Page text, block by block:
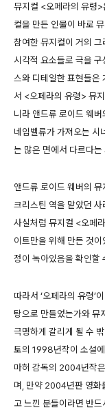
뮤지컬 <오페라의 유령
컬을 만든 인물이 바로
참여한 뮤지컬이 거의
시각적 요소들로 극을
스와 디테일한 표현들은
서 <오페라의 유령> 뮤
니라 앤드류 로이드 웨
네임벨류가 가져오는 시
는 많은 면에서 다르다
앤드류 로이드 웨버의
크리스틴 역을 맡았던
사실처럼 뮤지컬 <오페
이트만을 위해 만든 것
정이 녹아있음을 확인할
따라서 ‘오페라의 유령’
탕으로 만들었는가와 뮤
극명하게 갈리게 될 수
토의 1998년작이 소설
마허 감독의 2004년작
며, 만약 2004년판 영화
고 느낀 분들이라면 반